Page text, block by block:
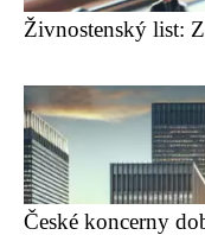
Živnostenský list:
České koncerny